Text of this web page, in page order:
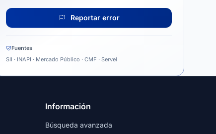
Reportar error
Fuentes
SII · INAPI · Mercado Público · CMF · Servel
Información
Búsqueda avanzada